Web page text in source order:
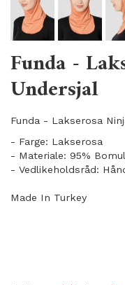
Funda -
Undersjal
Funda - Lakserosa
- Farge: Lakserosa
- Materiale: 95%
- Vedlikeholdsråd:
Made In Turkey